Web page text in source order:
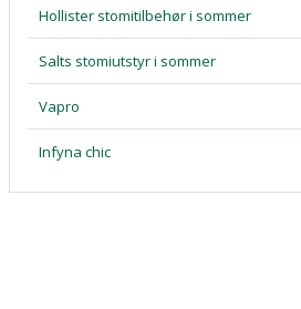
Hollister stomitilbehør i sommer
Salts stomiutstyr i sommer
Vapro
Infyna chic